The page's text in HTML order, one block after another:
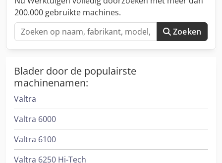
200.000 gebruikte machines.
Zoeken
Blader door de populairste
machinenamen:
Valtra
Valtra 6000
Valtra 6100
Valtra 6250 Hi-Tech